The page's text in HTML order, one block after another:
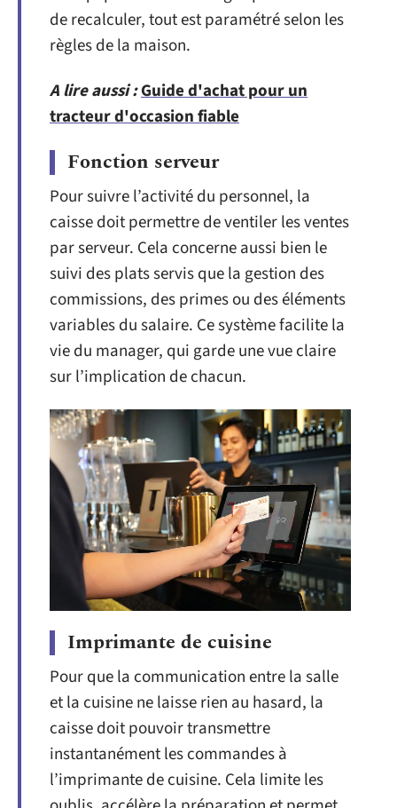
de recalculer, tout est paramétré selon les
règles de la maison.
A lire aussi :Guide d'achat pour un
tracteur d'occasion fiable
Fonction serveur
Pour suivre l’activité du personnel, la
caisse doit permettre de ventiler les ventes
par serveur. Cela concerne aussi bien le
suivi des plats servis que la gestion des
commissions, des primes ou des éléments
variables du salaire. Ce système facilite la
vie du manager, qui garde une vue claire
sur l’implication de chacun.
Imprimante de cuisine
Pour que la communication entre la salle
et la cuisine ne laisse rien au hasard, la
caisse doit pouvoir transmettre
instantanément les commandes à
l’imprimante de cuisine. Cela limite les